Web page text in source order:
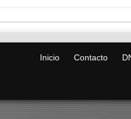
Inicio Contacto